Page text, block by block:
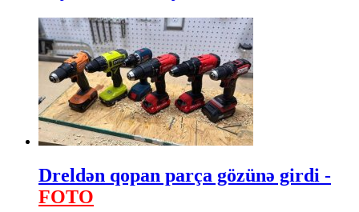
Dreldən qopan parça gözünə girdi -
FOTO